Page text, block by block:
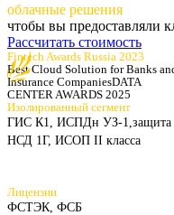
облачные решения
чтобы вы предоставляли
Рассчитать стоимость
Fintech Awards Russia 2023
Best Cloud Solution for Banks
Insurance CompaniesDATA
CENTER AWARDS 2025
Изолированный сегмент
ГИС К1, ИСПДн УЗ-1, защита
НСД 1Г, ИСОП II класса
Лицензии
ФСТЭК, ФСБ